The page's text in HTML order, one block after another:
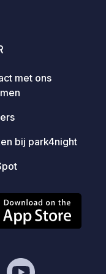
met ons
bij park4night